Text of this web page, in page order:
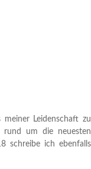
Leidenschaft zu
rund um die neuesten
schreibe ich ebenfalls